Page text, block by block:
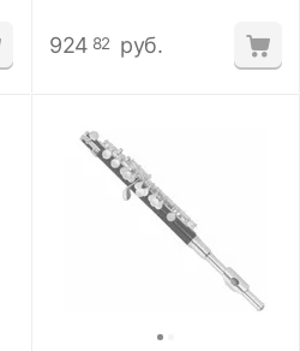
924 82 руб.